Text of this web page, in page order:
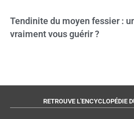
Tendinite du moyen fessier :
vraiment vous guérir ?
RETROUVE L'ENCYCLOPÉDIE